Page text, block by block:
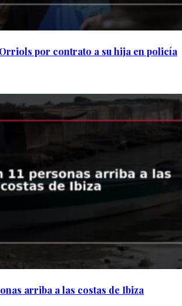
por contrato a su hija en policía
arriba a las costas de Ibiza